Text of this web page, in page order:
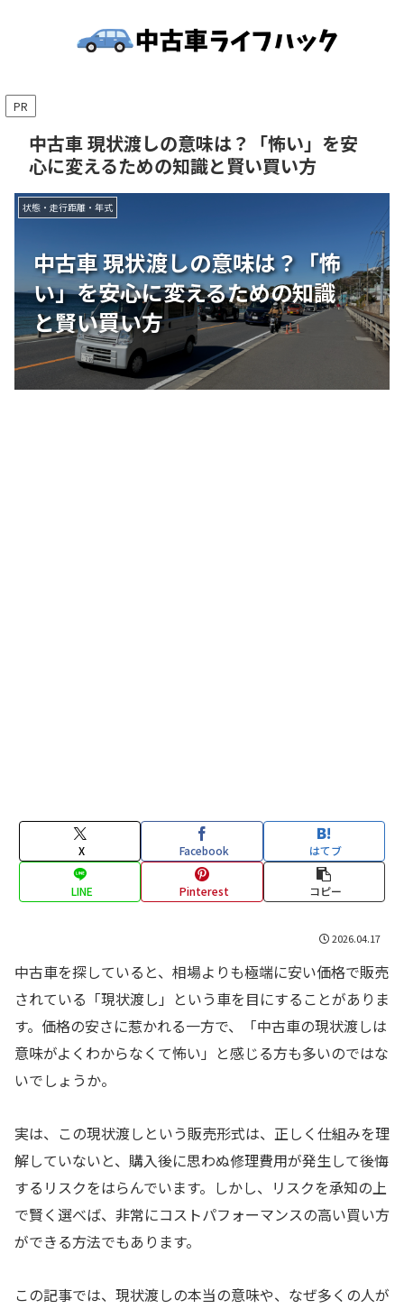
PR
中古車 現状渡しの意味は？「怖い」を安
心に変えるための知識と賢い買い方
中古車 現状渡しの意味は？「怖
い」を安心に変えるための知識
と賢い買い方
状態・走行距離・年式
X Facebook はてブ
LINE Pinterest コピー
2026.04.17
中古車を探していると、相場よりも極端に安い価格で販売
されている「現状渡し」という車を目にすることがありま
す。価格の安さに惹かれる一方で、「中古車の現状渡しは
意味がよくわからなくて怖い」と感じる方も多いのではな
いでしょうか。
実は、この現状渡しという販売形式は、正しく仕組みを理
解していないと、購入後に思わぬ修理費用が発生して後悔
するリスクをはらんでいます。しかし、リスクを承知の上
で賢く選べば、非常にコストパフォーマンスの高い買い方
ができる方法でもあります。
この記事では、現状渡しの本当の意味や、なぜ多くの人が